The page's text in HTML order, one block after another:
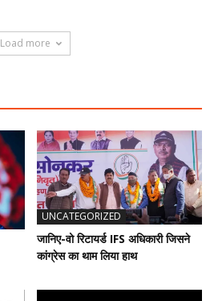
Load more
UNCATEGORIZED
जानिए-वो रिटायर्ड IFS अधिकारी जिसने
कांग्रेस का थाम लिया हाथ